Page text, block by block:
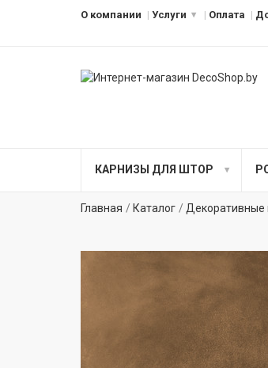
О компании Услуги Оплата
КАРНИЗЫ ДЛЯ ШТОР
Главная Каталог Декоративные